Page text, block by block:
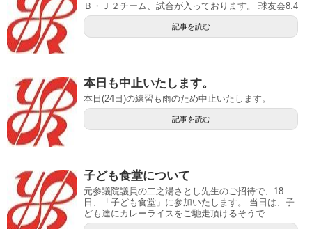
Ｂ・Ｊ２チーム、試合が入っております。 球友会8.4
記事を読む
本日も中止いたします。
本日(24日)の練習も雨のため中止いたします。
記事を読む
子ども食堂について
元参議院議員の二之湯さとし先生のご招待で、18
日、「子ども食堂」に参加いたします。 当日は、子
ども達にカレーライスをご馳走頂けるそうで...